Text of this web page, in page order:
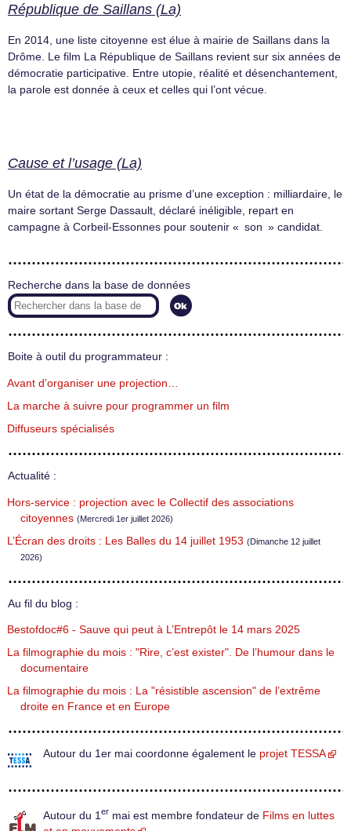
République de Saillans (La)
En 2014, une liste citoyenne est élue à mairie de Saillans dans la
Drôme. Le film La République de Saillans revient sur six années de
démocratie participative. Entre utopie, réalité et désenchantement,
la parole est donnée à ceux et celles qui l’ont vécue.
Cause et l’usage (La)
Un état de la démocratie au prisme d’une exception : milliardaire, le
maire sortant Serge Dassault, déclaré inéligible, repart en
campagne à Corbeil-Essonnes pour soutenir « son » candidat.
Recherche dans la base de données
Boite à outil du programmateur :
Avant d’organiser une projection…
La marche à suivre pour programmer un film
Diffuseurs spécialisés
Actualité :
Hors-service : projection avec le Collectif des associations
citoyennes (Mercredi 1er juillet 2026)
L’Écran des droits : Les Balles du 14 juillet 1953 (Dimanche 12 juillet
2026)
Au fil du blog :
Bestofdoc#6 - Sauve qui peut à L’Entrepôt le 14 mars 2025
La filmographie du mois : "Rire, c’est exister". De l’humour dans le
documentaire
La filmographie du mois : La "résistible ascension" de l’extrême
droite en France et en Europe
Autour du 1er mai coordonne également le projet TESSA
Autour du 1 er mai est membre fondateur de Films en luttes